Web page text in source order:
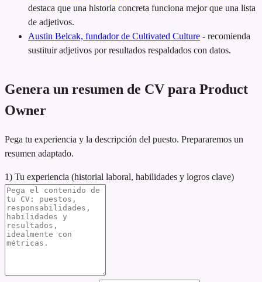
destaca que una historia concreta funciona mejor que una lista
de adjetivos.
Austin Belcak, fundador de Cultivated Culture - recomienda
sustituir adjetivos por resultados respaldados con datos.
Genera un resumen de CV para Product
Owner
Pega tu experiencia y la descripción del puesto. Prepararemos un
resumen adaptado.
1) Tu experiencia (historial laboral, habilidades y logros clave)